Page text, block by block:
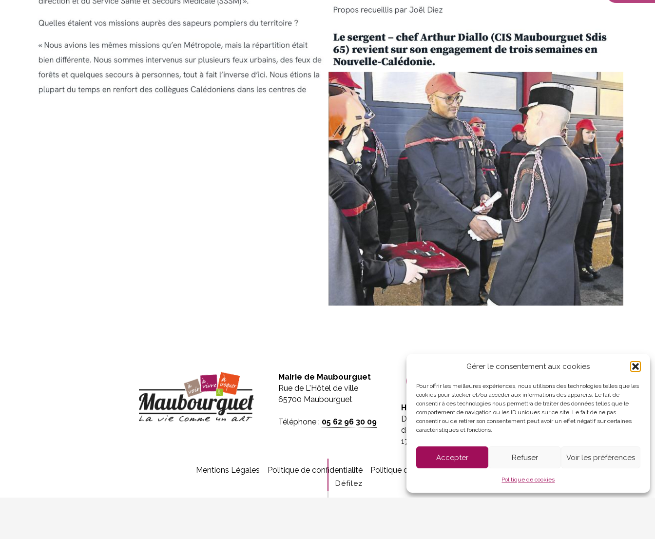
Gérer le consentement aux cookies
Pour offrir les meilleures expériences, nous utilisons des technologies telles que les
cookies pour stocker et/ou accéder aux informations des appareils. Le fait de
consentir à ces technologies nous permettra de traiter des données telles que le
comportement de navigation ou les ID uniques sur ce site. Le fait de ne pas
consentir ou de retirer son consentement peut avoir un effet négatif sur certaines
caractéristiques et fonctions.
Accepter Refuser Voir les préférences
Politique de cookies
Défilez
Mairie de Maubourguet
Rue de L'Hôtel de ville
65700 Maubourguet
Téléphone : 05 62 96 30 09
Horaires d'ouverture :
Du lundi au vendredi
de 8h30 à 12h et de 13h30 à
17h30
Mentions Légales Politique de confidentialité Politique de cookies (UE)